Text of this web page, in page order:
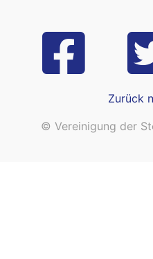
Zurück
© Vereinigung der